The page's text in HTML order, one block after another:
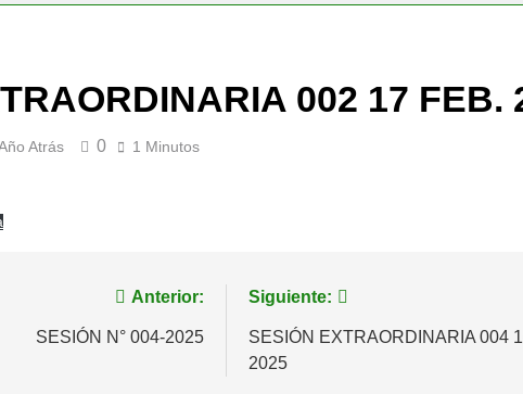
002 17 FEB.
Atrás 0 1 Minutos
Anterior:
SESIÓN N° 004-2025
Siguiente:
SESIÓN EXTRAORDINARIA 004
2025